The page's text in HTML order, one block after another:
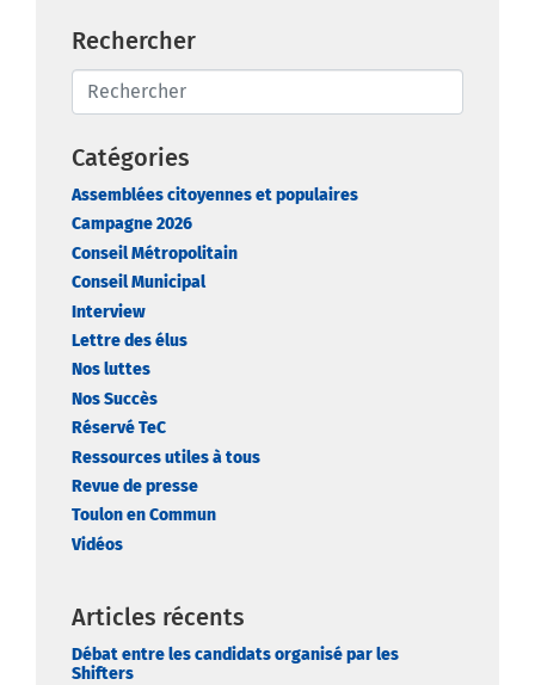
Rechercher
Catégories
Assemblées citoyennes et populaires
Campagne 2026
Conseil Métropolitain
Conseil Municipal
Interview
Lettre des élus
Nos luttes
Nos Succès
Réservé TeC
Ressources utiles à tous
Revue de presse
Toulon en Commun
Vidéos
Articles récents
Débat entre les candidats organisé par les
Shifters